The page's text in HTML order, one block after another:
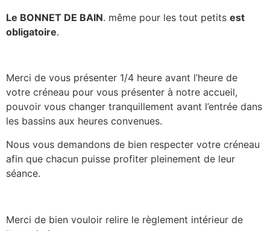
Le BONNET DE BAIN. même pour les tout petits est
obligatoire.
Merci de vous présenter 1/4 heure avant l’heure de
votre créneau pour vous présenter à notre accueil,
pouvoir vous changer tranquillement avant l’entrée dans
les bassins aux heures convenues.
Nous vous demandons de bien respecter votre créneau
afin que chacun puisse profiter pleinement de leur
séance.
Merci de bien vouloir relire le règlement intérieur de